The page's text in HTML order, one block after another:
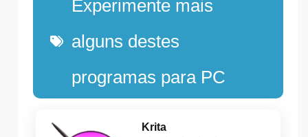
Experimente mais
alguns destes
programas para PC
Krita